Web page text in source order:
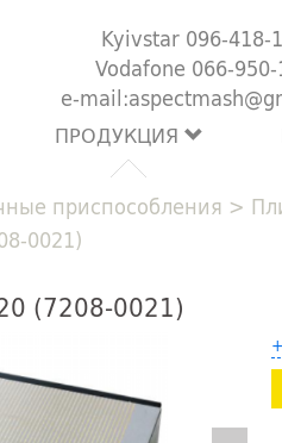
Kyivstar 096-418-
Vodafone 066-
e-
ПРОДУКЦИЯ
приспособления >
0021)
(7208-0021)